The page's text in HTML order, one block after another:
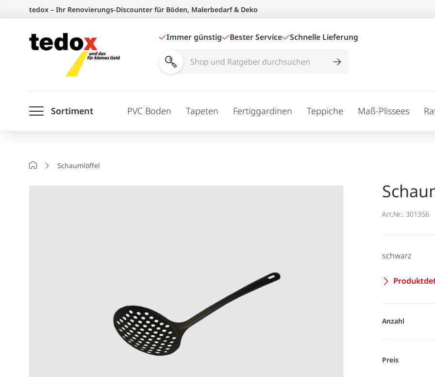
springen
tedox – Ihr Renovierungs-Discounter für Böden, Malerbedarf & Deko
Immer günstig Bester Service Schnelle Lieferung
Shop
durchsuchen
Sortiment PVC Boden Tapeten Fertiggardinen Teppiche Maß-Plissees
StartseiteSchaumlöffel
Art.Nr.: 301356
schwarz
Anzahl
Preis